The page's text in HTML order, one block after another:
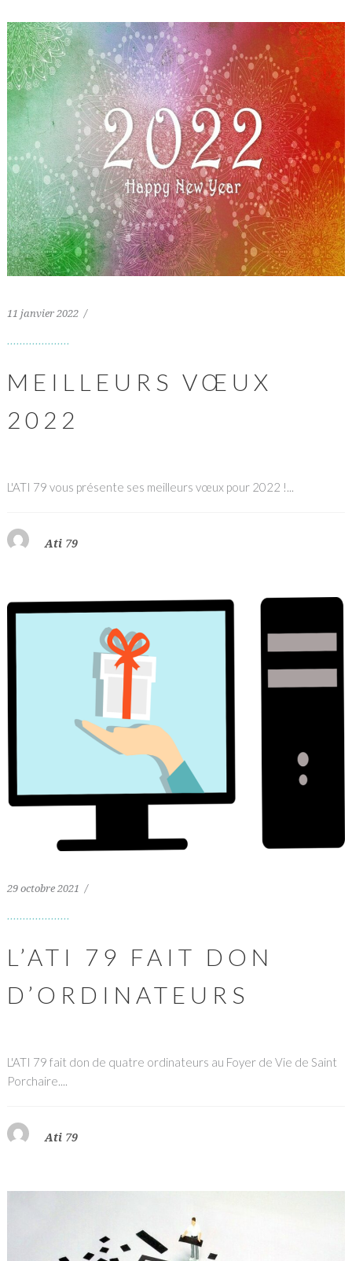
11 janvier 2022
MEILLEURS VŒUX
2022
L'ATI 79 vous présente ses meilleurs vœux pour 2022 !...
Ati 79
29 octobre 2021
L’ATI 79 FAIT DON
D’ORDINATEURS
L'ATI 79 fait don de quatre ordinateurs au Foyer de Vie de Saint
Porchaire....
Ati 79